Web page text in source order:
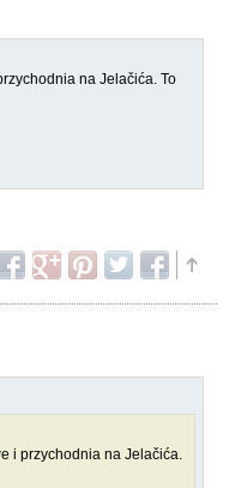
na Jelačića. To
i przychodnia na Jelačića.